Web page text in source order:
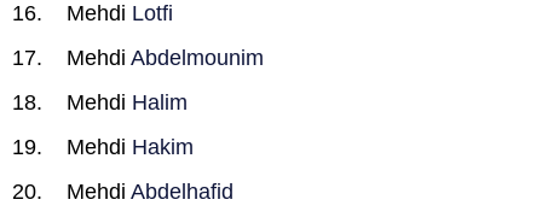
Mehdi Lotfi
Mehdi Abdelmounim
Mehdi Halim
Mehdi Hakim
Mehdi Abdelhafid